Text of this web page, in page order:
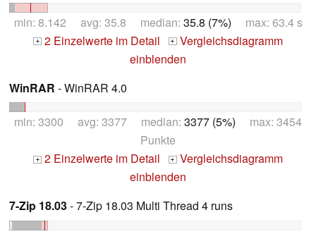
min: 8.142 avg: 35.8 median: 35.8 (7%) max: 63.4 s
+ 2 Einzelwerte im Detail + Vergleichsdiagramm
einblenden
WinRAR - WinRAR 4.0
min: 3300 avg: 3377 median: 3377 (5%) max: 3454
Punkte
+ 2 Einzelwerte im Detail + Vergleichsdiagramm
einblenden
7-Zip 18.03- 7-Zip 18.03 Multi Thread 4 runs